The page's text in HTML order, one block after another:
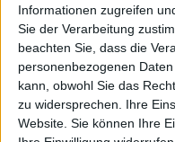
Informationen zugreifen
Sie der Verarbeitung
beachten Sie, dass die
personenbezogenen
kann, obwohl Sie das
zu widersprechen. Ihre
Website. Sie können Ihre
Rechtliches
Impressum
Datenschutz
Sitemap